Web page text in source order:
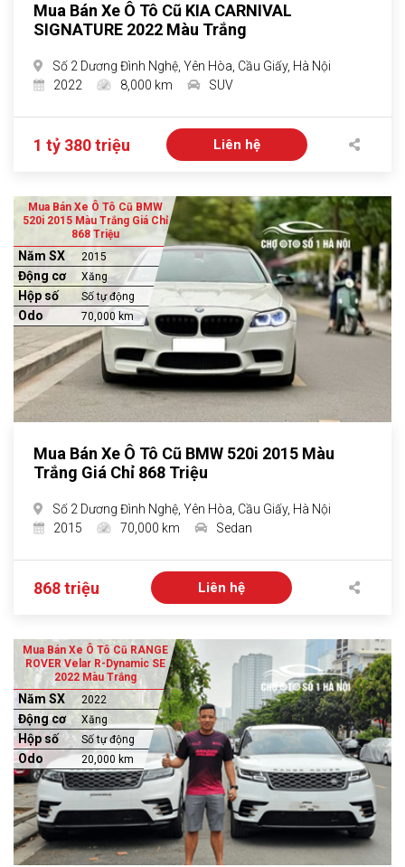
Mua Bán Xe Ô Tô Cũ KIA CARNIVAL
SIGNATURE 2022 Màu Trắng
Số 2 Dương Đình Nghệ, Yên Hòa, Cầu Giấy, Hà Nội
2022
8,000 km SUV
1 tỷ 380 triệu Liên hệ
Mua Bán Xe Ô Tô Cũ BMW
520i 2015 Màu Trắng Giá Chỉ
868 Triệu
Năm SX 2015
Động cơ Xăng
Hộp số Số tự động
Odo 70,000 km
Mua Bán Xe Ô Tô Cũ BMW 520i 2015 Màu
Trắng Giá Chỉ 868 Triệu
Số 2 Dương Đình Nghệ, Yên Hòa, Cầu Giấy, Hà Nội
2015
70,000 km Sedan
868 triệu Liên hệ
Mua Bán Xe Ô Tô Cũ RANGE
ROVER Velar R-Dynamic SE
2022 Màu Trắng
Năm SX 2022
Động cơ Xăng
Hộp số Số tự động
Odo 20,000 km